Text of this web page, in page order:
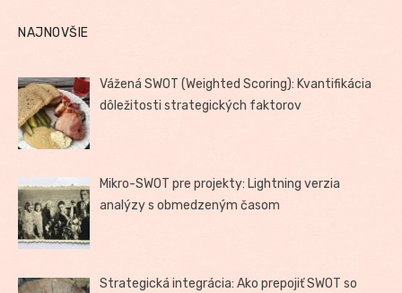
NAJNOVŠIE
Vážená SWOT (Weighted Scoring): Kvantifikácia
dôležitosti strategických faktorov
Mikro-SWOT pre projekty: Lightning verzia
analýzy s obmedzeným časom
Strategická integrácia: Ako prepojiť SWOT so